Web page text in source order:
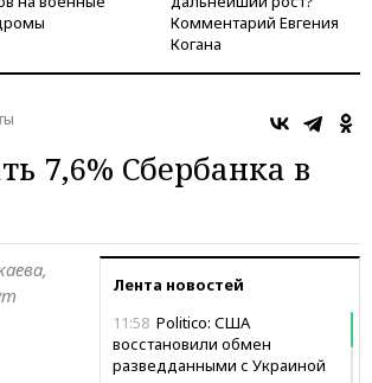
Комментарий Евгения
Когана
7,6% Сбербанка в
Лента новостей
11:58 Politico: США
восстановили обмен
разведданными с Украиной